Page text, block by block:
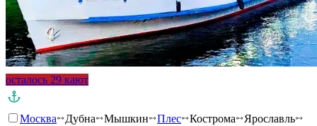
осталось 29 кают
Москва Дубна Мышкин Плес Кострома
Ярославль